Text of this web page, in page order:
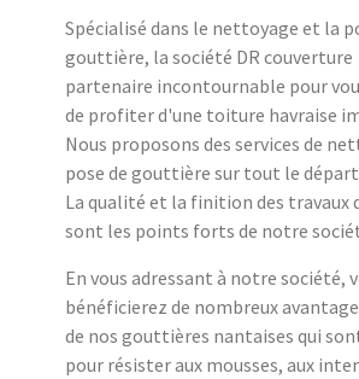
Spécialisé dans le nettoyage et la
gouttière, la société DR couverture
partenaire incontournable pour
de profiter d'une toiture havraise
Nous proposons des services de
pose de gouttière sur tout le
La qualité et la finition des
sont les points forts de notre
En vous adressant à notre société,
bénéficierez de nombreux
de nos gouttières nantaises qui
pour résister aux mousses, aux